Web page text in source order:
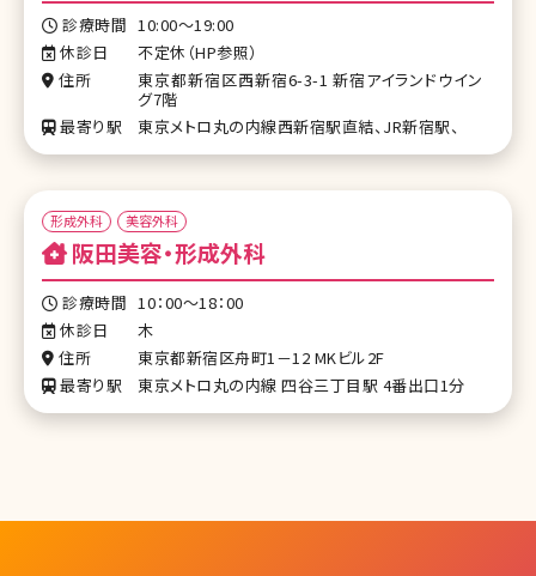
診療時間 10:00～19:00
休診日
不定休（HP参照）
住所
東京都新宿区西新宿6-3-1 新宿アイランドウイン
グ7階
最寄り駅
東京メトロ丸の内線西新宿駅直結、JR新宿駅、
形成外科 美容外科
阪田美容・形成外科
診療時間 10：00～18：00
休診日
木
住所
東京都新宿区舟町1－12 MKビル2F
最寄り駅
東京メトロ丸の内線 四谷三丁目駅 4番出口1分